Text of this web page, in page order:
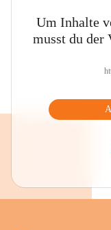
Um Inhalte
musst du der